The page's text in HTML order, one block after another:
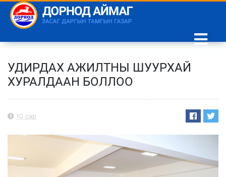
УДИРДАХ АЖИЛТНЫ ШУУРХАЙ
ХУРАЛДААН БОЛЛОО
10 сар